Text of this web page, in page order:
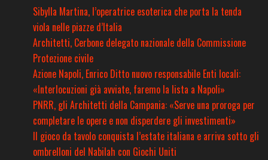
Sibylla Martina, l’operatrice esoterica che porta la tenda
viola nelle piazze d’Italia
Architetti, Cerbone delegato nazionale della Commissione
Protezione civile
Azione Napoli, Enrico Ditto nuovo responsabile Enti locali:
«Interlocuzioni già avviate, faremo la lista a Napoli»
PNRR, gli Architetti della Campania: «Serve una proroga per
completare le opere e non disperdere gli investimenti»
Il gioco da tavolo conquista l’estate italiana e arriva sotto gli
ombrelloni del Nabilah con Giochi Uniti